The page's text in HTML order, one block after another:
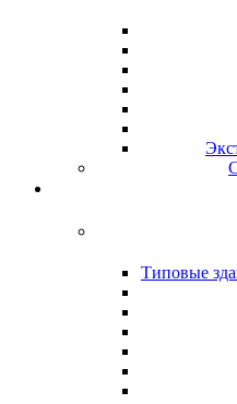
Типовые